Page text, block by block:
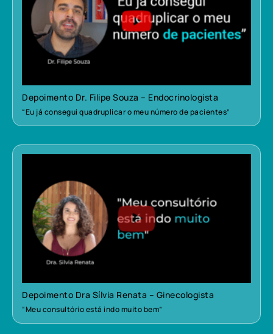
Depoimento Dr. Filipe Souza – Endocrinologista
“Eu já consegui quadruplicar o meu número de pacientes”
Depoimento Dra Sílvia Renata – Ginecologista
“Meu consultório está indo muito bem”